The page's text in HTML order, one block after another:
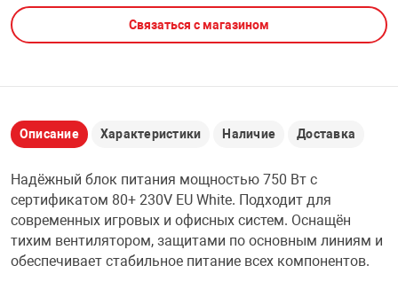
PCI АДАПТЕРЫ
USB
НАБОР ДЛЯ
CD-DVD ДИСКИ
ЛЕНТА ДЛЯ
ДОМА
ТЕХНИКА
Связаться с магазином
Описание Характеристики Наличие Доставка
Надёжный блок питания мощностью 750 Вт с
сертификатом 80+ 230V EU White. Подходит для
современных игровых и офисных систем. Оснащён
тихим вентилятором, защитами по основным линиям и
обеспечивает стабильное питание всех компонентов.